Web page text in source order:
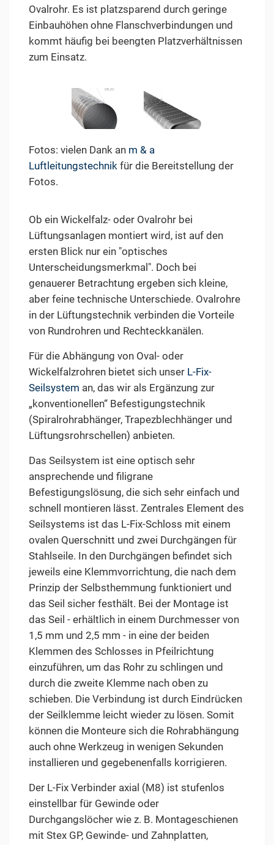
Ovalrohr. Es ist platzsparend durch geringe
Einbauhöhen ohne Flanschverbindungen und
kommt häufig bei beengten Platzverhältnissen
zum Einsatz.
Fotos: vielen Dank an m & a
Luftleitungstechnik für die Bereitstellung der
Fotos.
Ob ein Wickelfalz- oder Ovalrohr bei
Lüftungsanlagen montiert wird, ist auf den
ersten Blick nur ein "optisches
Unterscheidungsmerkmal". Doch bei
genauerer Betrachtung ergeben sich kleine,
aber feine technische Unterschiede. Ovalrohre
in der Lüftungstechnik verbinden die Vorteile
von Rundrohren und Rechteckkanälen.
Für die Abhängung von Oval- oder
Wickelfalzrohren bietet sich unser L-Fix-
Seilsystem an, das wir als Ergänzung zur
„konventionellen“ Befestigungstechnik
(Spiralrohrabhänger, Trapezblechhänger und
Lüftungsrohrschellen) anbieten.
Das Seilsystem ist eine optisch sehr
ansprechende und filigrane
Befestigungslösung, die sich sehr einfach und
schnell montieren lässt. Zentrales Element des
Seilsystems ist das L-Fix-Schloss mit einem
ovalen Querschnitt und zwei Durchgängen für
Stahlseile. In den Durchgängen befindet sich
jeweils eine Klemmvorrichtung, die nach dem
Prinzip der Selbsthemmung funktioniert und
das Seil sicher festhält. Bei der Montage ist
das Seil - erhältlich in einem Durchmesser von
1,5 mm und 2,5 mm - in eine der beiden
Klemmen des Schlosses in Pfeilrichtung
einzuführen, um das Rohr zu schlingen und
durch die zweite Klemme nach oben zu
schieben. Die Verbindung ist durch Eindrücken
der Seilklemme leicht wieder zu lösen. Somit
können die Monteure sich die Rohrabhängung
auch ohne Werkzeug in wenigen Sekunden
installieren und gegebenenfalls korrigieren.
Der L-Fix Verbinder axial (M8) ist stufenlos
einstellbar für Gewinde oder
Durchgangslöcher wie z. B. Montageschienen
mit Stex GP, Gewinde- und Zahnplatten,